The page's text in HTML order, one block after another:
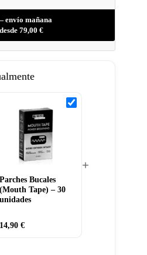
envío mañana
79,00€
Parches
Bucales
Parches Bucales
(Mouth Tape) – 30
unidades
14,90€
+